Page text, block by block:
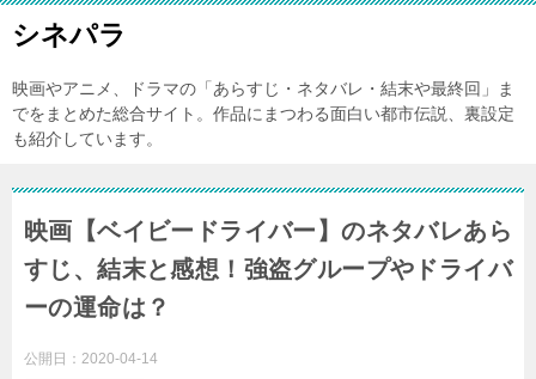
シネパラ
映画やアニメ、ドラマの「あらすじ・ネタバレ・結末や最終回」ま
でをまとめた総合サイト。作品にまつわる面白い都市伝説、裏設定
も紹介しています。
映画【ベイビードライバー】のネタバレあら
すじ、結末と感想！強盗グループやドライバ
ーの運命は？
公開日： 2020-04-14